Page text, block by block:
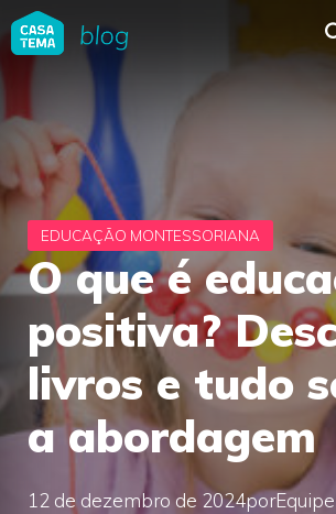
Pular
para
conteúdo
O que é
positiva?
livros e tudo
a abordagem
12 de dezembro de 2024por